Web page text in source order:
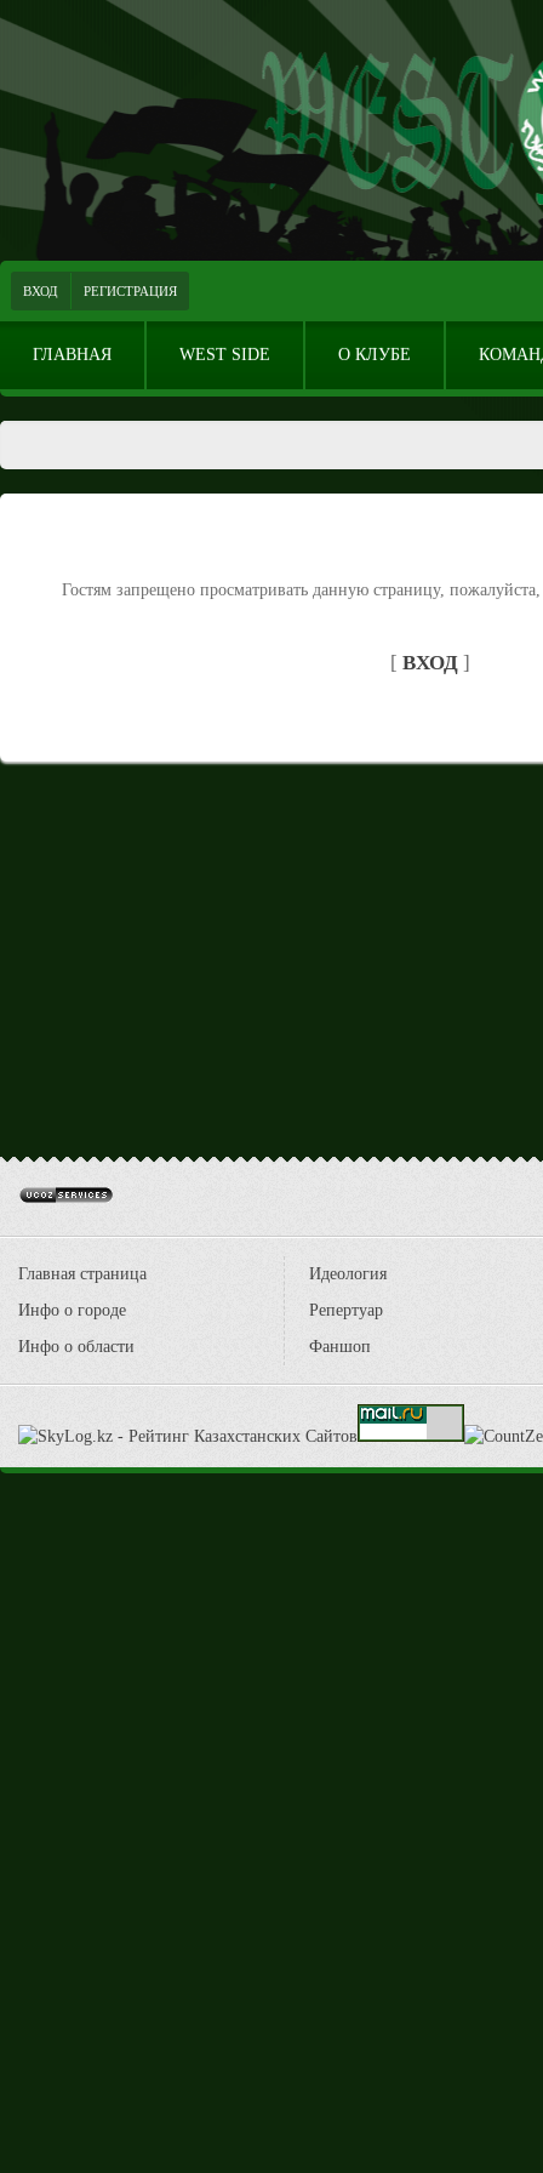
ВХОД РЕГИСТРАЦИЯ
ГЛАВНАЯ WEST SIDE О КЛУБЕ
Гостям запрещено просматривать данную страницу,
[ ВХОД ]
Главная страница
Инфо о городе
Инфо о области
Идеология
Репертуар
Фаншоп